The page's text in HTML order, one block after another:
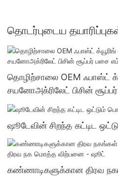
தொடர்புடைய
தொழிற்சாலை OEM ஃபாஸ்ட்
சயனோஅக்ரிலேட் பிசின் சூப்பர்
ஷூடேவின் சிறந்த கட்டிட
கண்ணாடிகளுக்கான திரவ